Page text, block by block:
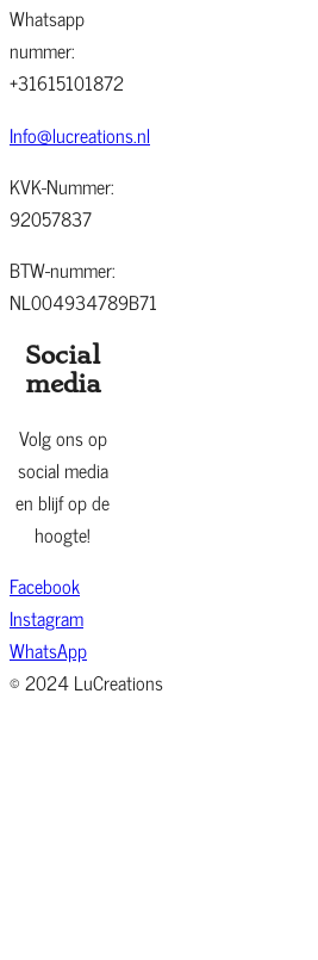
Whatsapp
nummer:
+31615101872
Info@lucreations.nl
KVK-Nummer:
92057837
BTW-nummer:
NL004934789B71
Social
media
Volg ons op
social media
en blijf op de
hoogte!
Facebook
Instagram
WhatsApp
© 2024 LuCreations